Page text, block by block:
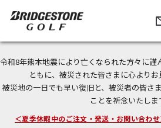
令和8年熊本地震により亡くなられた方々に謹
ともに、被災された皆さまに心よりお
被災地の一日でも早い復旧と、被災者の皆さ
ことを祈念いたしま
今なら新規会員登録で1,000円OFFクーポン
＜商品配送に関するお知らせ＞
＜夏季休暇中のご注文・発送・お問い合わせ